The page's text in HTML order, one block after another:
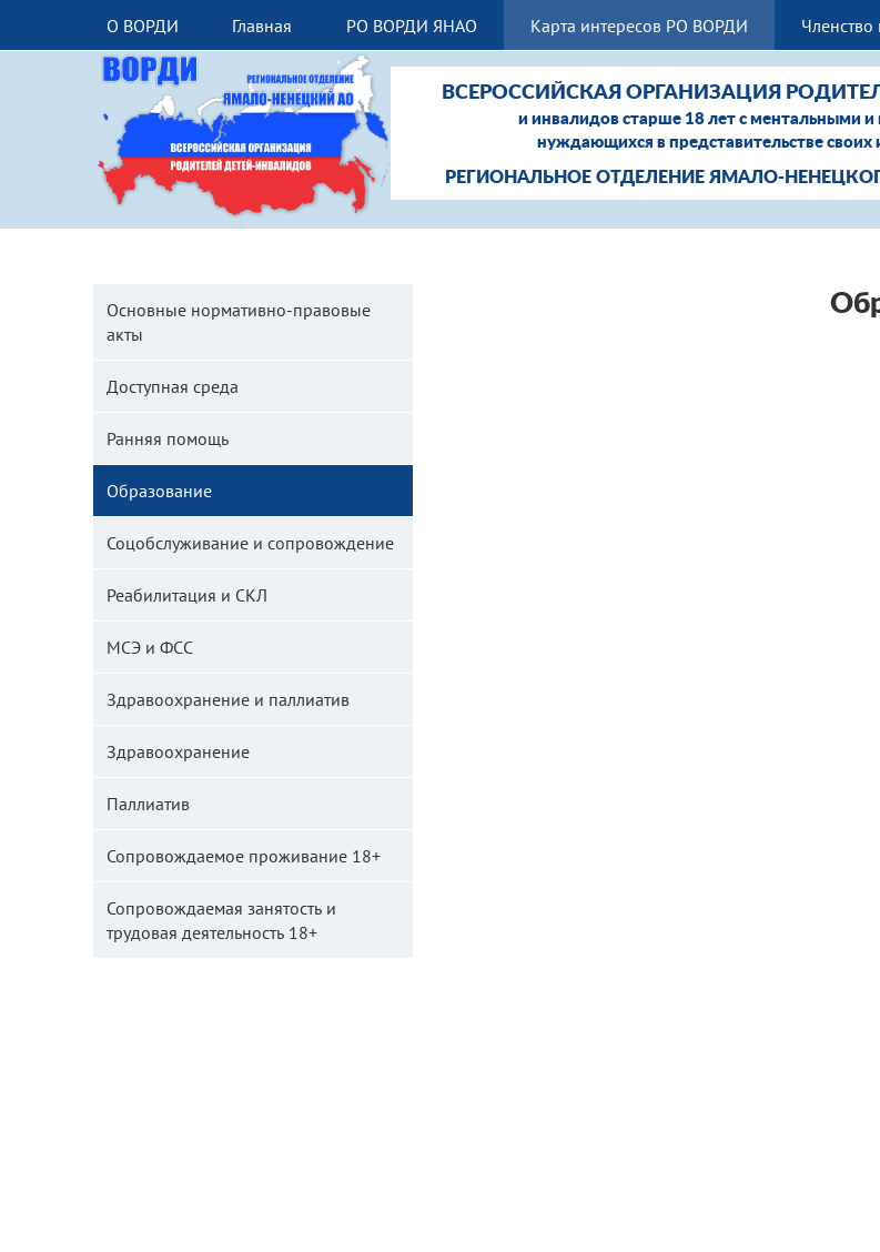
О ВОРДИ Главная РО ВОРДИ ЯНАО Карта интересов РО ВОРДИ
ВСЕРОССИЙСКАЯ ОРГАНИЗАЦИЯ
и инвалидов старше 18 лет с ментальными
нуждающихся в представительстве
РЕГИОНАЛЬНОЕ ОТДЕЛЕНИЕ ЯМАЛО-
Основные нормативно-правовые
акты
Доступная среда
Ранняя помощь
Образование
Соцобслуживание и сопровождение
Реабилитация и СКЛ
МСЭ и ФСС
Здравоохранение и паллиатив
Здравоохранение
Паллиатив
Сопровождаемое проживание 18+
Сопровождаемая занятость и
трудовая деятельность 18+